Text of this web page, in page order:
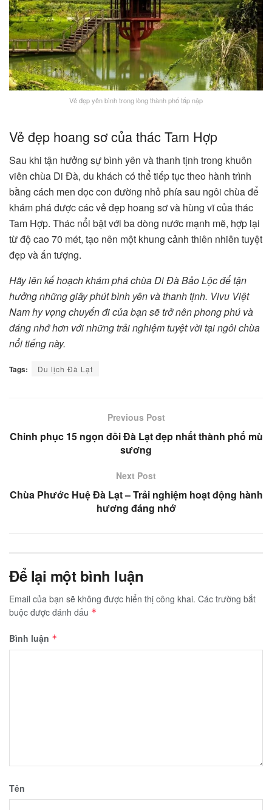
Vẻ đẹp yên bình trong lòng thành phố tấp nập
Vẻ đẹp hoang sơ của thác Tam Hợp
Sau khi tận hưởng sự bình yên và thanh tịnh trong khuôn
viên chùa Di Đà, du khách có thể tiếp tục theo hành trình
bằng cách men dọc con đường nhỏ phía sau ngôi chùa để
khám phá được các vẻ đẹp hoang sơ và hùng vĩ của thác
Tam Hợp. Thác nổi bật với ba dòng nước mạnh mẽ, hợp lại
từ độ cao 70 mét, tạo nên một khung cảnh thiên nhiên tuyệt
đẹp và ấn tượng.
Hãy lên kế hoạch khám phá chùa Di Đà Bảo Lộc để tận
hưởng những giây phút bình yên và thanh tịnh. Vivu Việt
Nam hy vọng chuyến đi của bạn sẽ trở nên phong phú và
đáng nhớ hơn với những trải nghiệm tuyệt vời tại ngôi chùa
nổi tiếng này.
Tags: Du lịch Đà Lạt
Previous Post
Chinh phục 15 ngọn đồi Đà Lạt đẹp nhất thành phố mù
sương
Next Post
Chùa Phước Huệ Đà Lạt – Trải nghiệm hoạt động hành
hương đáng nhớ
Để lại một bình luận
Email của bạn sẽ không được hiển thị công khai. Các trường bắt
buộc được đánh dấu *
Bình luận *
Tên